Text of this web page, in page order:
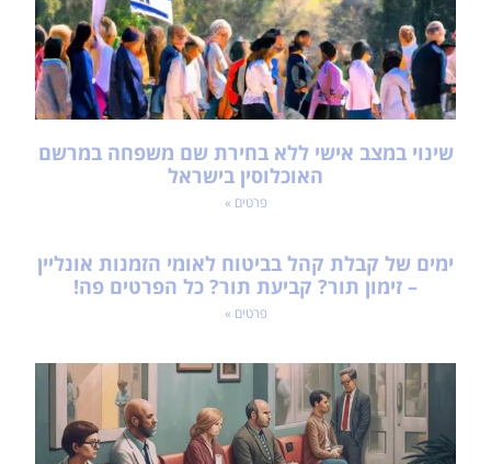
שינוי במצב אישי ללא בחירת שם משפחה במרשם
האוכלוסין בישראל
פרטים »
ימים של קבלת קהל בביטוח לאומי הזמנות אונליין
– זימון תור? קביעת תור? כל הפרטים פה!
פרטים »